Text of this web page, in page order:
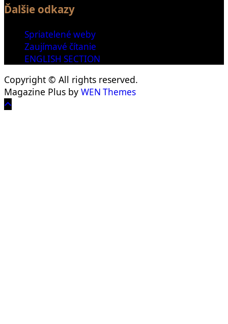
Ďalšie odkazy
Spriatelené weby
Zaujímavé čítanie
ENGLISH SECTION
Copyright © All rights reserved.
Magazine Plus by WEN Themes